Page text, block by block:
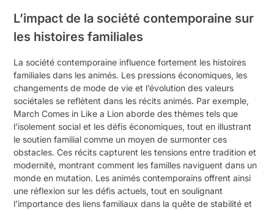
L’impact de la société contemporaine sur
les histoires familiales
La société contemporaine influence fortement les histoires
familiales dans les animés. Les pressions économiques, les
changements de mode de vie et l’évolution des valeurs
sociétales se reflètent dans les récits animés. Par exemple,
March Comes in Like a Lion aborde des thèmes tels que
l’isolement social et les défis économiques, tout en illustrant
le soutien familial comme un moyen de surmonter ces
obstacles. Ces récits capturent les tensions entre tradition et
modernité, montrant comment les familles naviguent dans un
monde en mutation. Les animés contemporains offrent ainsi
une réflexion sur les défis actuels, tout en soulignant
l’importance des liens familiaux dans la quête de stabilité et